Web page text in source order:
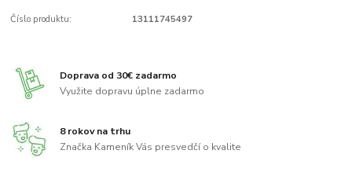
Číslo produktu: 13111745497
Doprava od 30€ zadarmo
Využite dopravu úplne zadarmo
8 rokov na trhu
Značka Kameník Vás presvedčí o kvalite